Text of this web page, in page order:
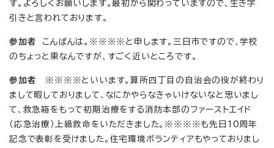
す。よろしくお願いします。最初から関わっていますので、生き字
引きと言われております。
参加者
こんばんは。※※※※と申します。三日市ですので、学校
のちょっと東なんですが、すごく近いところです。
参加者
※※※※といいます。算所四丁目の自治会の役が終わり
まして暇しておりまして、なにかやらなきゃいけないなと思いまし
て、救急箱をもって初期治療をする消防本部のファーストエイド
（応急治療）上級救命をいただきました。※※※※も先日10周年
記念で表彰を受けました。住宅環境ボランティアもやっておりまし